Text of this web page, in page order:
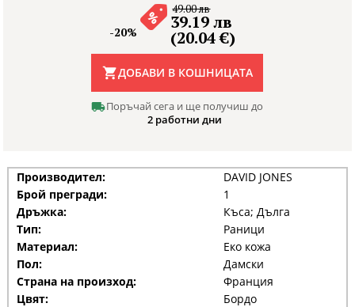
-20%
49.00 лв
39.19 лв
(20.04 €)
ДОБАВИ В КОШНИЦАТА
Поръчай сега и ще получиш до
2 работни дни
Производител:
DAVID JONES
Брой прегради:
1
Дръжка:
Къса; Дълга
Тип:
Раници
Материал:
Еко кожа
Пол:
Дамски
Страна на произход:
Франция
Цвят:
Бордо